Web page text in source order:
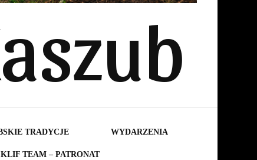
TRADYCJE WYDARZENIA
TEAM – PATRONAT